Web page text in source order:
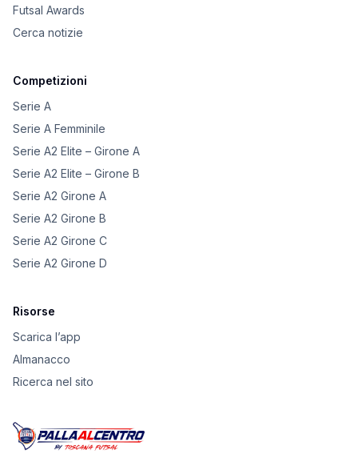
Futsal Awards
Cerca notizie
Competizioni
Serie A
Serie A Femminile
Serie A2 Elite – Girone A
Serie A2 Elite – Girone B
Serie A2 Girone A
Serie A2 Girone B
Serie A2 Girone C
Serie A2 Girone D
Risorse
Scarica l’app
Almanacco
Ricerca nel sito